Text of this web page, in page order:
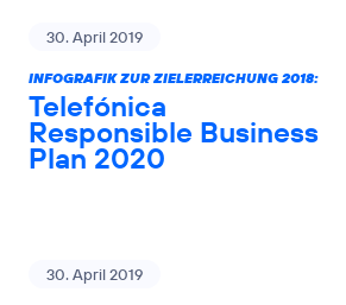
30. April 2019
INFOGRAFIK ZUR ZIELERREICHUNG 2018:
Telefónica
Responsible Business
Plan 2020
30. April 2019